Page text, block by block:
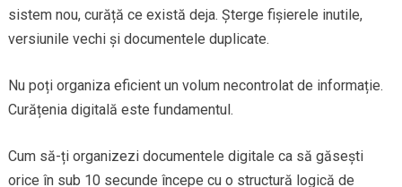
sistem nou, curăță ce există deja. Șterge fișierele inutile,
versiunile vechi și documentele duplicate.
Nu poți organiza eficient un volum necontrolat de informație.
Curățenia digitală este fundamentul.
Cum să-ți organizezi documentele digitale ca să găsești
orice în sub 10 secunde începe cu o structură logică de